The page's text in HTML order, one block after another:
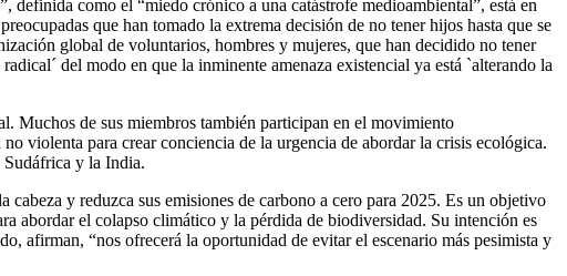
definida como el “miedo crónico a una catástrofe medioambiental”, está en
que han tomado la extrema decisión de no tener hijos hasta que se
global de voluntarios, hombres y mujeres, que han decidido no tener
del modo en que la inminente amenaza existencial ya está `alterando la
Muchos de sus miembros también participan en el movimiento
violenta para crear conciencia de la urgencia de abordar la crisis ecológica.
Sudáfrica y la India.
y reduzca sus emisiones de carbono a cero para 2025. Es un objetivo
abordar el colapso climático y la pérdida de biodiversidad. Su intención es
afirman, “nos ofrecerá la oportunidad de evitar el escenario más pesimista y